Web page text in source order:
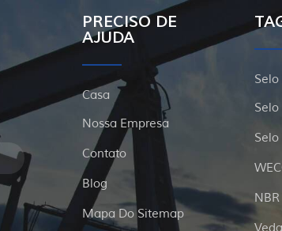
PRECISO DE
AJUDA
Casa
Nossa Empresa
Contato
Blog
Mapa Do Sitemap